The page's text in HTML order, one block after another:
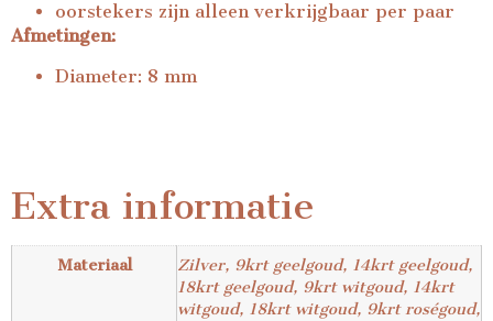
oorstekers zijn alleen verkrijgbaar per paar
Afmetingen:
Diameter: 8 mm
Extra informatie
Materiaal
Zilver, 9krt geelgoud, 14krt geelgoud,
18krt geelgoud, 9krt witgoud, 14krt
witgoud, 18krt witgoud, 9krt roségoud,